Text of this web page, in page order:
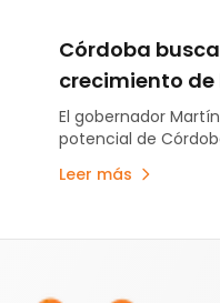
Córdoba
crecimiento
proveedor
El gobernador
potencial de
bienes y servicios
petróleo. La
Leer más